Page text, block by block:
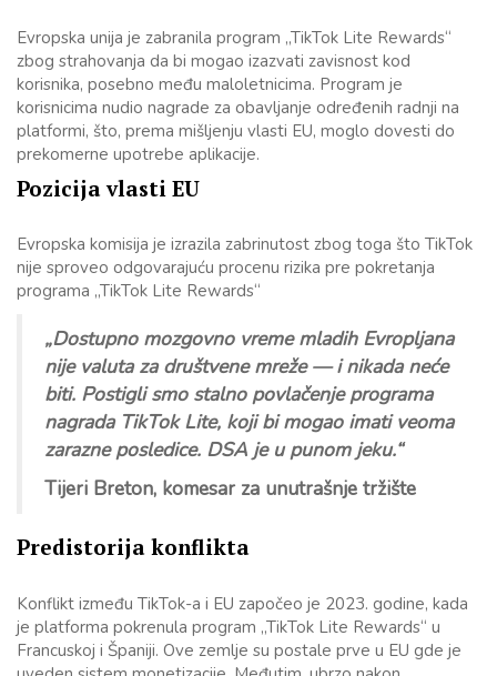
Evropska unija je zabranila program „TikTok Lite Rewards“
zbog strahovanja da bi mogao izazvati zavisnost kod
korisnika, posebno među maloletnicima. Program je
korisnicima nudio nagrade za obavljanje određenih radnji na
platformi, što, prema mišljenju vlasti EU, moglo dovesti do
prekomerne upotrebe aplikacije.
Pozicija vlasti EU
Evropska komisija je izrazila zabrinutost zbog toga što TikTok
nije sproveo odgovarajuću procenu rizika pre pokretanja
programa „TikTok Lite Rewards“
„Dostupno mozgovno vreme mladih Evropljana
nije valuta za društvene mreže — i nikada neće
biti. Postigli smo stalno povlačenje programa
nagrada TikTok Lite, koji bi mogao imati veoma
zarazne posledice. DSA je u punom jeku.“
Tijeri Breton, komesar za unutrašnje tržište
Predistorija konflikta
Konflikt između TikTok-a i EU započeo je 2023. godine, kada
je platforma pokrenula program „TikTok Lite Rewards“ u
Francuskoj i Španiji. Ove zemlje su postale prve u EU gde je